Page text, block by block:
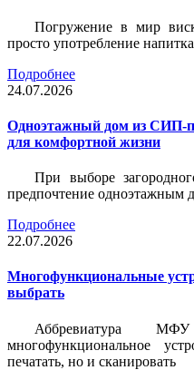
Погружение в мир
просто употребление напитка
Подробнее
24.07.2026
Одноэтажный дом из СИП-
для комфортной жизни
При выборе
предпочтение одноэтажным
Подробнее
22.07.2026
Многофункциональные
выбрать
Аббревиатура
многофункциональное
печатать, но и сканировать